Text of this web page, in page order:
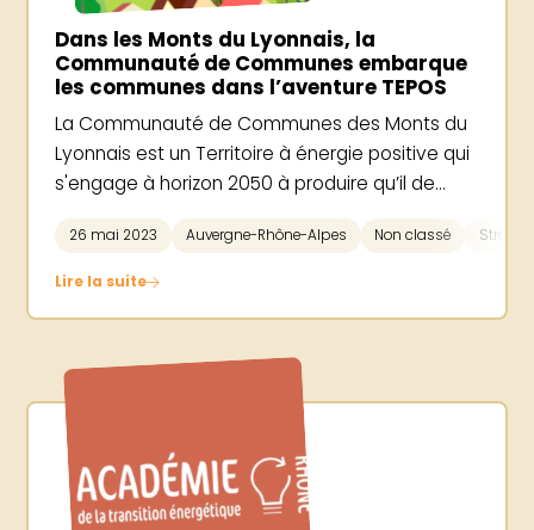
Dans les Monts du Lyonnais, la
Communauté de Communes embarque
les communes dans l’aventure TEPOS
La Communauté de Communes des Monts du
Lyonnais est un Territoire à énergie positive qui
s'engage à horizon 2050 à produire qu’il de...
26 mai 2023 Auvergne-Rhône-Alpes Non classé
Lire la suite